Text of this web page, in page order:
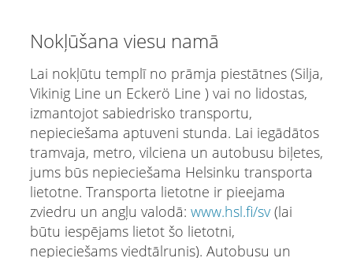
Nokļūšana viesu namā
Lai nokļūtu templī no prāmja piestātnes (Silja,
Vikinig Line un Eckerö Line ) vai no lidostas,
izmantojot sabiedrisko transportu,
nepieciešama aptuveni stunda. Lai iegādātos
tramvaja, metro, vilciena un autobusu biļetes,
jums būs nepieciešama Helsinku transporta
lietotne. Transporta lietotne ir pieejama
zviedru un angļu valodā: www.hsl.fi/sv(lai
būtu iespējams lietot šo lietotni,
nepieciešams viedtālrunis). Autobusu un